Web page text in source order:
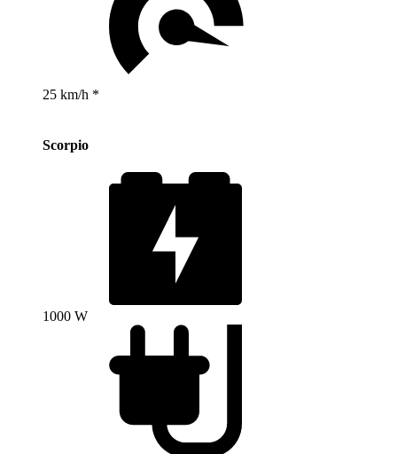
25 km/h *
Scorpio
1000 W